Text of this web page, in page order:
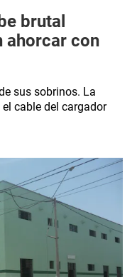
brutal
ahorcar con
sus sobrinos. La
cable del cargador